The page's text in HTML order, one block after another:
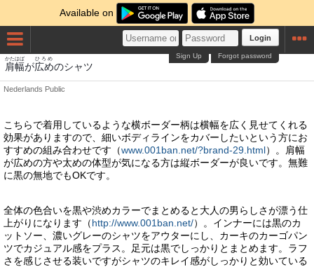
Available on
Login
Forgot password
Sign Up
肩幅
かたはば
が広め
ひろめ
のシャツ
Nederlands Public
こちらで着用しているような横ボーダー柄は横幅を広く見せてくれる
効果がありますので、細いボディラインをカバーしたいという方にお
すすめの組み合わせです（www.001ban.net/?brand-29.html）。肩幅
が広めの方や太めの体型が気になる方は縦ボーダーが良いです。無難
に黒の無地でもOKです。
全体の色合いを黒や渋めカラーでまとめると大人の男らしさが漂う仕
上がりになります（http://www.001ban.net/）。インナーには黒のカ
ットソー、濃いグレーのシャツをアウターにし、カーキのカーゴパン
ツでカジュアル感をプラス。足元は黒でしっかりとまとめます。ラフ
さを感じさせる装いですがシャツのキレイ感がしっかりと効いている